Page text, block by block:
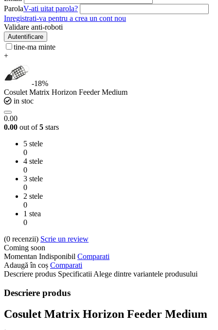
ParolaV-ati uitat parola?
Inregistrati-va pentru a crea un cont nou
Validare anti-roboti
Autentificare
tine-ma minte
+
-18%
Cosulet Matrix Horizon Feeder Medium
in stoc
0.00
0.00 out of5 stars
5 stele
0
4 stele
0
3 stele
0
2 stele
0
1 stea
0
(0 recenzii) Scrie un review
Coming soon
Momentan Indisponibil Comparati
Adaugă în coș Comparati
Descriere produs Specificatii Alege dintre variantele produsului
Descriere produs
Cosulet Matrix Horizon Feeder Medium